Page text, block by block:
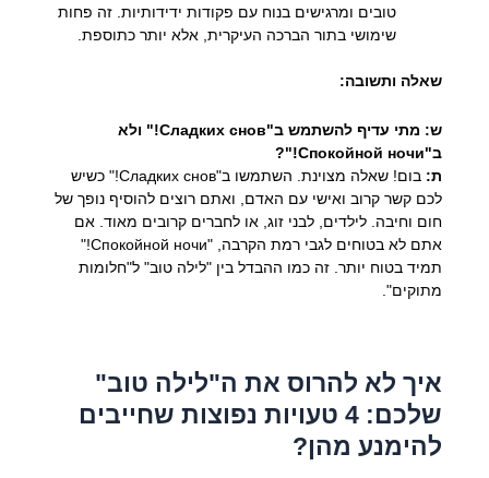
טובים ומרגישים בנוח עם פקודות ידידותיות. זה פחות
שימושי בתור הברכה העיקרית, אלא יותר כתוספת.
שאלה ותשובה:
ש: מתי עדיף להשתמש ב"Сладких снов!" ולא
ב"Спокойной ночи!"?
ת:
בום! שאלה מצוינת. השתמשו ב"Сладких снов!" כשיש
לכם קשר קרוב ואישי עם האדם, ואתם רוצים להוסיף נופך של
חום וחיבה. לילדים, לבני זוג, או לחברים קרובים מאוד. אם
אתם לא בטוחים לגבי רמת הקרבה, "Спокойной ночи!"
תמיד בטוח יותר. זה כמו ההבדל בין "לילה טוב" ל"חלומות
מתוקים".
איך לא להרוס את ה"לילה טוב"
שלכם: 4 טעויות נפוצות שחייבים
להימנע מהן?